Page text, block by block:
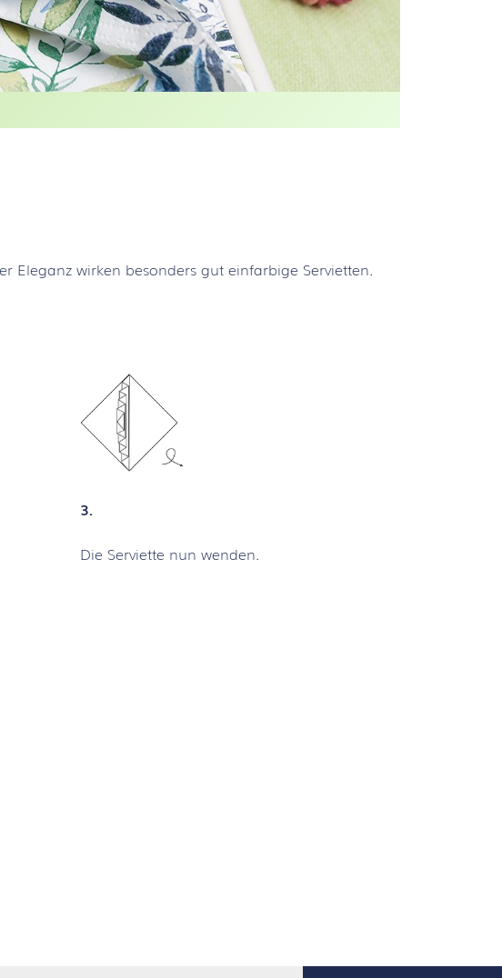
Eleganz wirken besonders gut einfarbige Servietten.
3.
Die Serviette nun wenden.